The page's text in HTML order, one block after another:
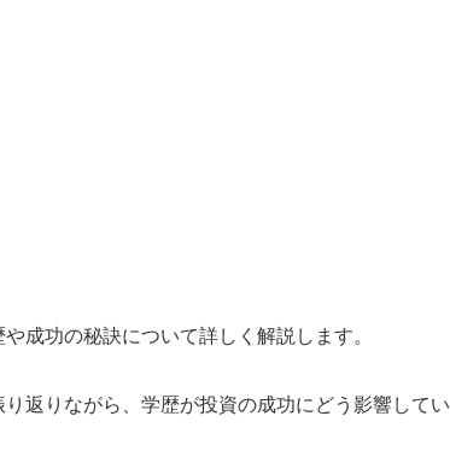
成功の秘訣について詳しく解説します。
返りながら、学歴が投資の成功にどう影響してい